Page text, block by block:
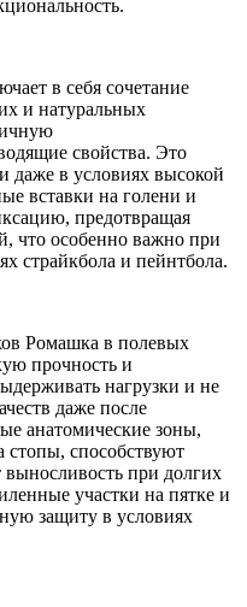
в себя сочетание
и натуральных
свойства. Это
даже в условиях высокой
вставки на голени и
предотвращая
что особенно важно при
страйкбола и пейнтбола.
Ромашка в полевых
прочность и
нагрузки и не
даже после
анатомические зоны,
способствуют
при долгих
участки на пятке и
защиту в условиях